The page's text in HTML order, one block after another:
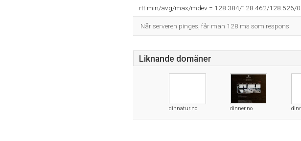
rtt min/avg/max/mdev = 128.384/128.462/128.526/
Når serveren pinges, får man 128 ms som respons.
Liknande domäner
dinnatur.no dinner.no